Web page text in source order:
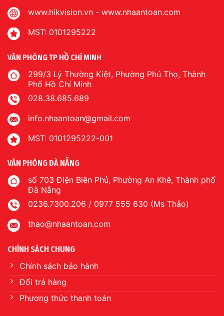
www.hikvision.vn - www.nhaantoan.com
MST: 0101295222
VĂN PHÒNG TP HỒ CHÍ MINH
299/3 Lý Thường Kiệt, Phường Phú Thọ, Thành
Phố Hồ Chí Minh
028.38.685.689
info.nhaantoan@gmail.com
MST: 0101295222-001
VĂN PHÒNG ĐÀ NẴNG
số 703 Điện Biên Phủ, Phường An Khê, Thành phố
Đà Nẵng
0236.7300.206 / 0977 555 630 (Ms Thảo)
thao@nhaantoan.com
CHÍNH SÁCH CHUNG
Chính sách bảo hành
Đổi trả hàng
Phương thức thanh toán